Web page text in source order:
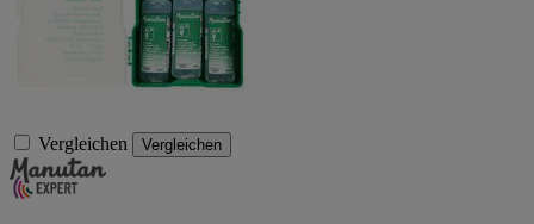
Vergleichen Vergleichen